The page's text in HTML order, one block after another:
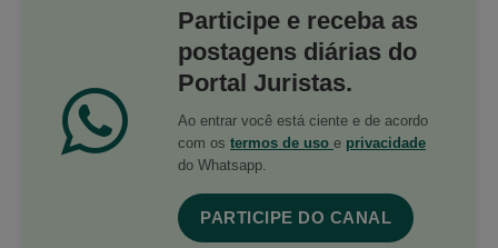
Participe e receba as
postagens diárias do
Portal Juristas.
Ao entrar você está ciente e de acordo
com os termos de uso e privacidade
do Whatsapp.
PARTICIPE DO CANAL